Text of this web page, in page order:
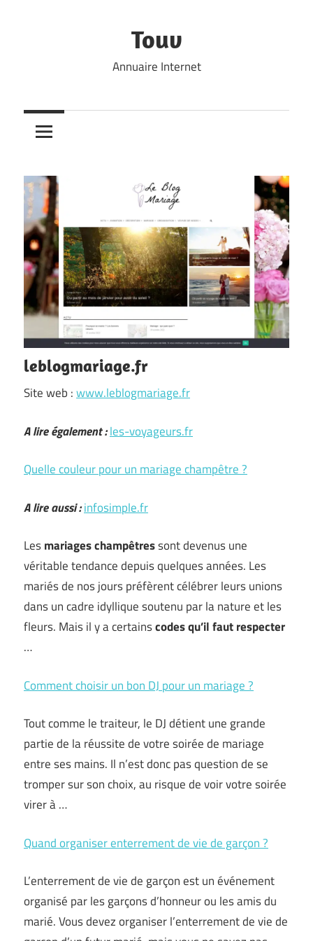
Touv
Annuaire Internet
leblogmariage.fr
Site web :www.leblogmariage.fr
A lire également :les-voyageurs.fr
Quelle couleur pour un mariage champêtre ?
A lire aussi :infosimple.fr
Lesmariages champêtressont devenus une
véritable tendance depuis quelques années. Les
mariés de nos jours préfèrent célébrer leurs unions
dans un cadre idyllique soutenu par la nature et les
fleurs. Mais il y a certainscodes qu’il faut respecter
…
Comment choisir un bon DJ pour un mariage ?
Tout comme le traiteur, le DJ détient une grande
partie de la réussite de votre soirée de mariage
entre ses mains. Il n’est donc pas question de se
tromper sur son choix, au risque de voir votre soirée
virer à …
Quand organiser enterrement de vie de garçon ?
L’enterrement de vie de garçon est un événement
organisé par les garçons d’honneur ou les amis du
marié. Vous devez organiser l’enterrement de vie de